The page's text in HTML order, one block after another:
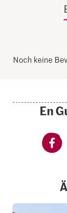
Noch keine
En